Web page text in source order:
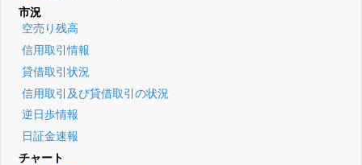
市況
空売り残高
信用取引情報
貸借取引状況
信用取引及び貸借取引の状況
逆日歩情報
日証金速報
チャート